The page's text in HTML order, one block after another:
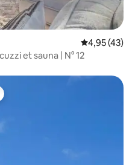
Note
4,95 (43)
et sauna | N° 12
les plus aimés